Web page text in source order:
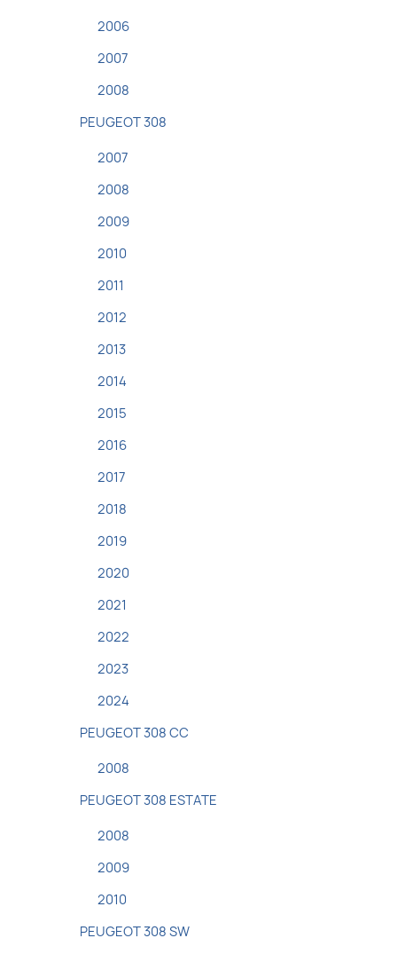
2006
2007
2008
PEUGEOT 308
2007
2008
2009
2010
2011
2012
2013
2014
2015
2016
2017
2018
2019
2020
2021
2022
2023
2024
PEUGEOT 308 CC
2008
PEUGEOT 308 ESTATE
2008
2009
2010
PEUGEOT 308 SW